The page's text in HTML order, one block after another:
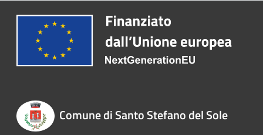
Comune di Santo Stefano del Sole